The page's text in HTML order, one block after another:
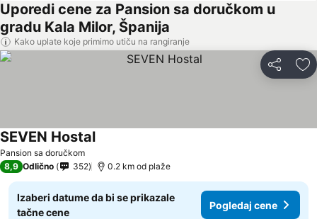
Uporedi cene za Pansion sa doručkom u
gradu Kala Milor, Španija
Kako uplate koje primimo utiču na rangiranje
Deli
Pansion sa doručkom
SEVEN Hostal
8,9 Odlično 352 0.2 km od plaže
Izaberi datume da bi se prikazale
tačne cene
Pogledaj cene